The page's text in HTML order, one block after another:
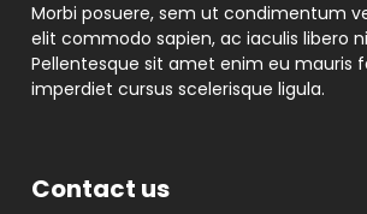
Morbi posuere, sem ut condimentum
elit commodo sapien, ac iaculis libero
Pellentesque sit amet enim eu mauris
imperdiet cursus scelerisque ligula.
Contact us